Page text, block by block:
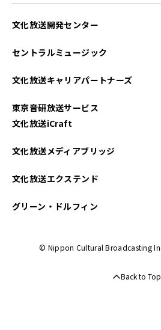
文化放送開発センター
セントラルミュージック
文化放送キャリアパートナーズ
東京音研放送サービス
文化放送iCraft
文化放送メディアブリッジ
文化放送エクステンド
グリーン・ドルフィン
© Nippon Cultural Broadcasting
Back to Top